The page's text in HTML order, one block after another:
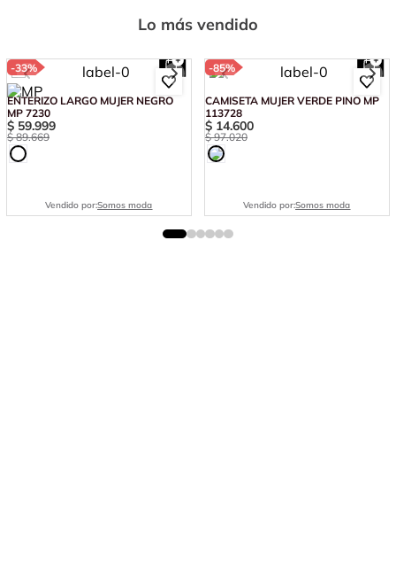
Lo más vendido
-33%
ENTERIZO LARGO MUJER NEGRO
MP 7230
$ 59.999
$ 89.669
Vendido por:Somos moda
-85%
CAMISETA MUJER VERDE PINO MP
113728
$ 14.600
$ 97.020
Vendido por:Somos moda